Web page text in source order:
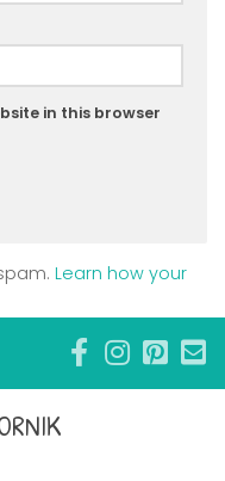
in this browser
Learn how your